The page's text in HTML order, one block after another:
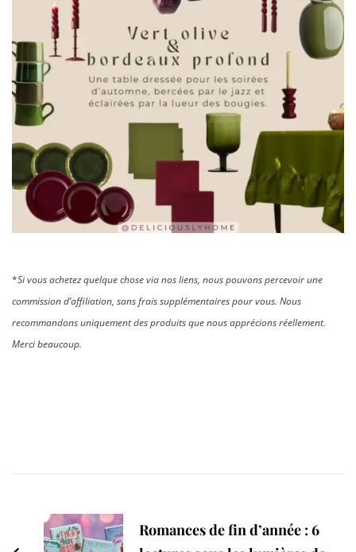
*Si vous achetez quelque chose via nos liens, nous pouvons percevoir une
commission d’affiliation, sans frais supplémentaires pour vous. Nous
recommandons uniquement des produits que nous apprécions réellement.
Merci beaucoup.
Navigation
Romances de fin d’année : 6